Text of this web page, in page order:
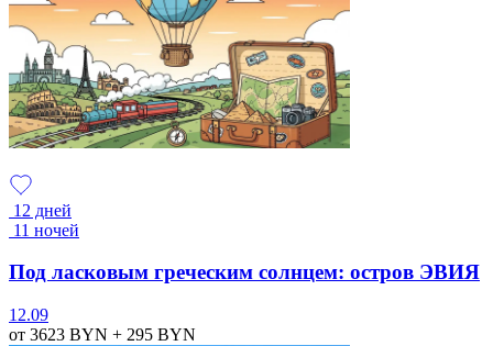
12 дней
11 ночей
Под ласковым греческим солнцем: остров ЭВИЯ
12.09
от 3623 BYN + 295 BYN